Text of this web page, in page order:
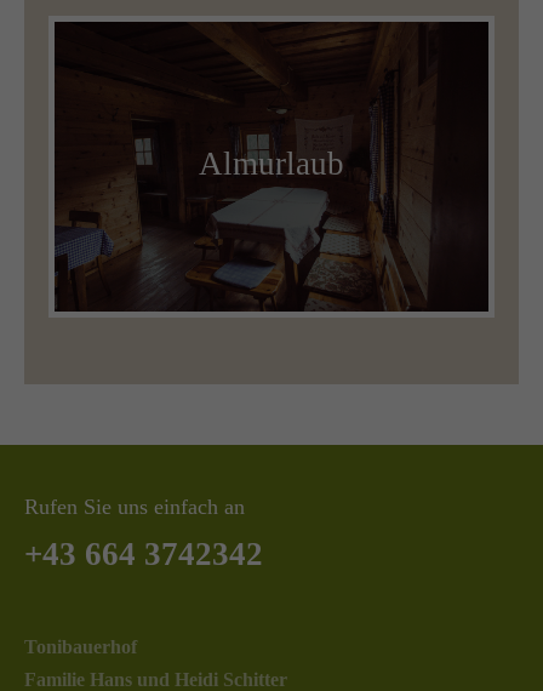
Almurlaub
Rufen Sie uns einfach an
+43 664 3742342
Tonibauerhof
Familie Hans und Heidi Schitter